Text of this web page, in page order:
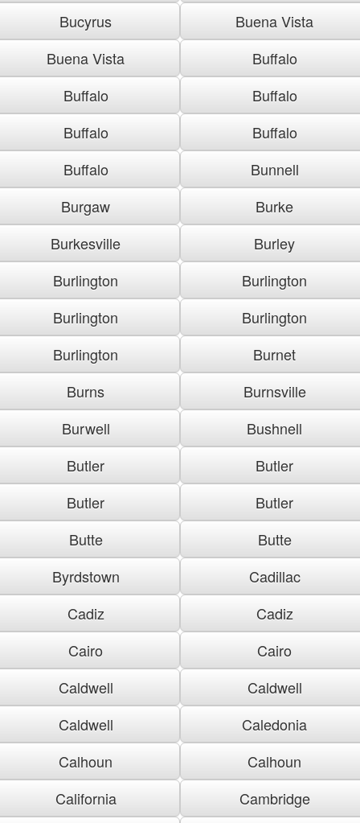
Bucyrus
Buena Vista
Buena Vista
Buffalo
Buffalo
Buffalo
Buffalo
Buffalo
Buffalo
Bunnell
Burgaw
Burke
Burkesville
Burley
Burlington
Burlington
Burlington
Burlington
Burlington
Burnet
Burns
Burnsville
Burwell
Bushnell
Butler
Butler
Butler
Butler
Butte
Butte
Byrdstown
Cadillac
Cadiz
Cadiz
Cairo
Cairo
Caldwell
Caldwell
Caldwell
Caledonia
Calhoun
Calhoun
California
Cambridge